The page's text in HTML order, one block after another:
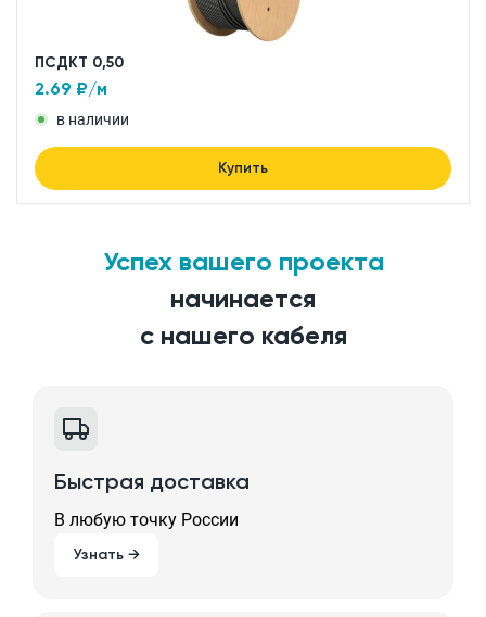
ПСДКТ 0,50
2.69 ₽/м
в наличии
Купить
Успех вашего проекта
начинается
с нашего кабеля
Быстрая доставка
В любую точку России
Узнать →